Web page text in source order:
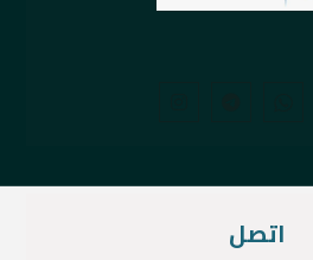
اتصل